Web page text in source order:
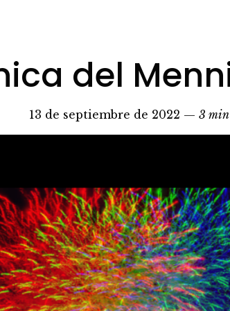
del
13 de septiembre de 2022 — 3 min